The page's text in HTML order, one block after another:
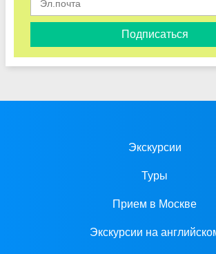
Подписаться
Экскурсии
Туры
Прием в Москве
Экскурсии на